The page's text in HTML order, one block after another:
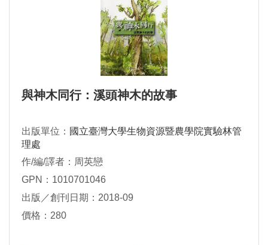
與神木同行：溪頭神木的故事
出版單位： 國立臺灣大學生物資源暨農學院實驗林管
理處
作/編/譯者：周英戀
GPN：1010701046
出版／創刊日期：2018-09
價格：280